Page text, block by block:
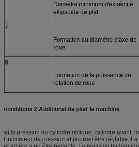
Diamètre minimum d'extrémité
ellipsoïde de plat
7
Formation du diamètre d'axe de
roue
8
Formation de la puissance de
rotation de roue
conditions 2.Additional de plier la machine
a) la pression du cylindre oblique, cylindre avant,
l'indicateur de pression et pourrait être réglable.